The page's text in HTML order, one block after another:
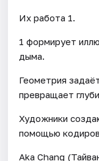
Их работа 1.
1 формирует
дыма.
Геометрия
превращает
Художники
помощью
Aka Chang